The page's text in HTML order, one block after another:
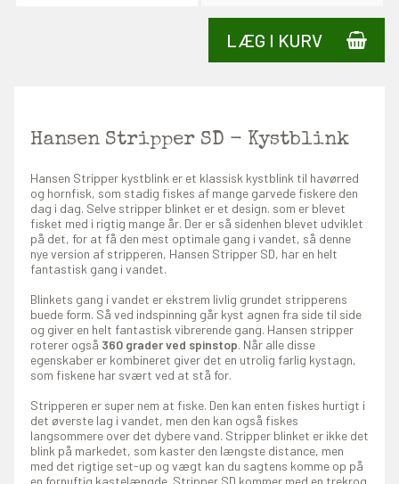
LÆG I KURV
Hansen Stripper SD - Kystblink
Hansen Stripper kystblink er et klassisk kystblink til havørred
og hornfisk, som stadig fiskes af mange garvede fiskere den
dag i dag. Selve stripper blinket er et design. som er blevet
fisket med i rigtig mange år. Der er så sidenhen blevet udviklet
på det, for at få den mest optimale gang i vandet, så denne
nye version af stripperen, Hansen Stripper SD, har en helt
fantastisk gang i vandet.
Blinkets gang i vandet er ekstrem livlig grundet stripperens
buede form. Så ved indspinning går kyst agnen fra side til side
og giver en helt fantastisk vibrerende gang. Hansen stripper
roterer også 360 grader ved spinstop. Når alle disse
egenskaber er kombineret giver det en utrolig farlig kystagn,
som fiskene har svært ved at stå for.
Stripperen er super nem at fiske. Den kan enten fiskes hurtigt i
det øverste lag i vandet, men den kan også fiskes
langsommere over det dybere vand. Stripper blinket er ikke det
blink på markedet, som kaster den længste distance, men
med det rigtige set-up og vægt kan du sagtens komme op på
en fornuftig kastelængde. Stripper SD kommer med en trekrog